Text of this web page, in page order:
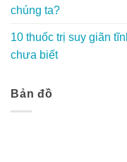
chúng ta?
10 thuốc trị suy giãn
chưa biết
Bản đồ